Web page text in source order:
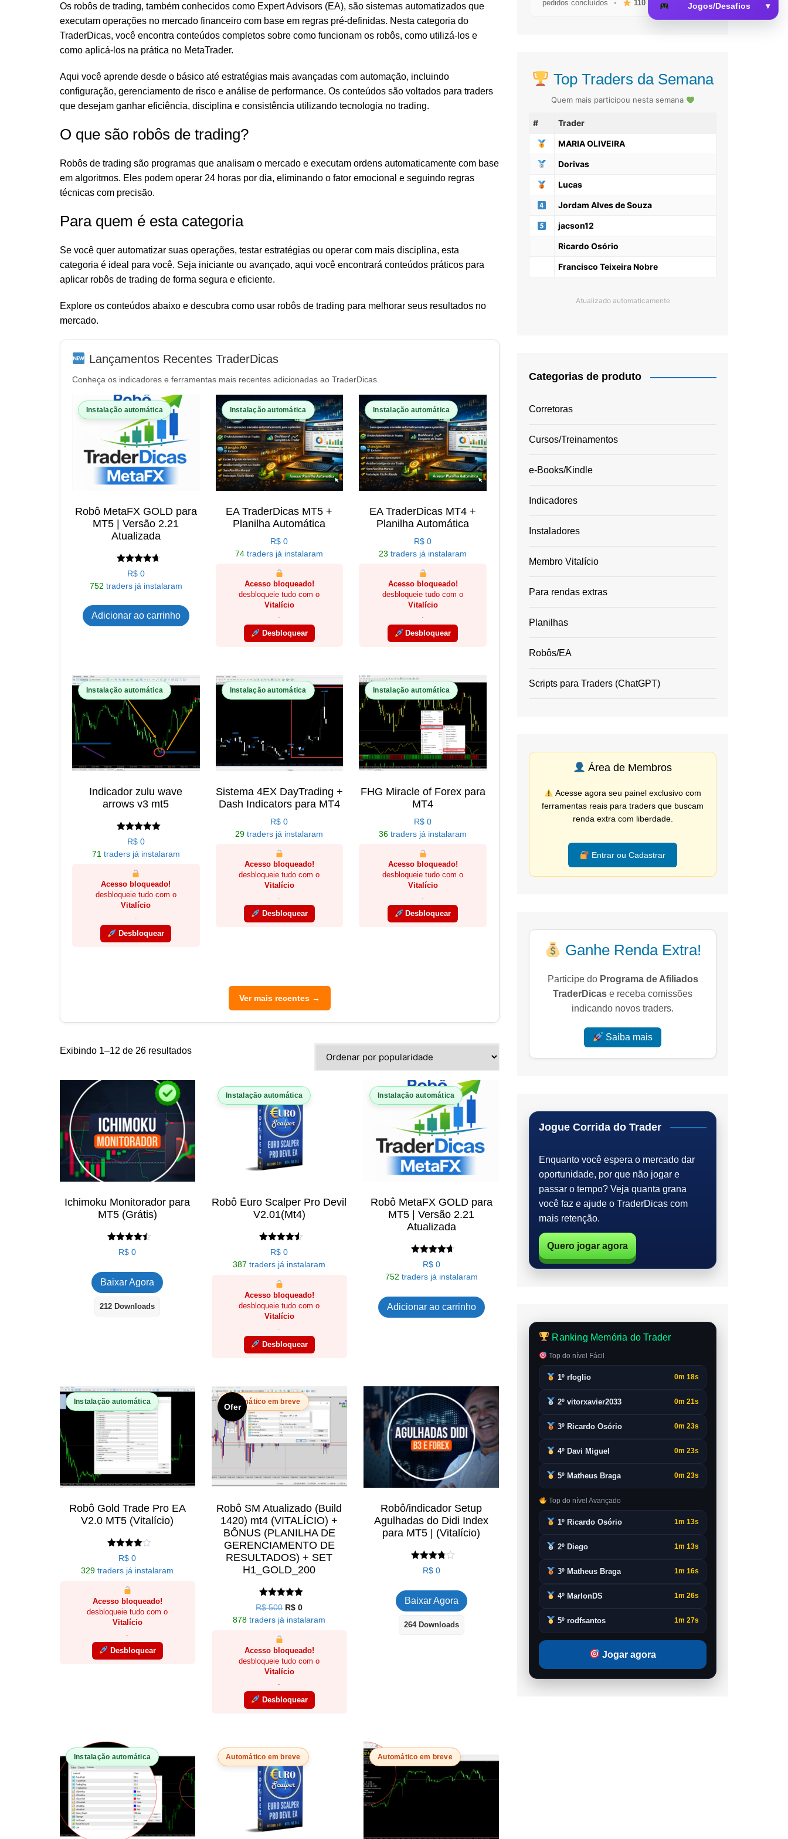
Jogo da Memória
Os robôs de trading, também conhecidos como Expert Advisors (EA), são sistemas automatizados que
executam operações no mercado financeiro com base em regras pré-definidas. Nesta categoria do
TraderDicas, você encontra conteúdos completos sobre como funcionam os robôs, como utilizá-los e
como aplicá-los na prática no MetaTrader.
Aqui você aprende desde o básico até estratégias mais avançadas com automação, incluindo
configuração, gerenciamento de risco e análise de performance. Os conteúdos são voltados para traders
que desejam ganhar eficiência, disciplina e consistência utilizando tecnologia no trading.
O que são robôs de trading?
Robôs de trading são programas que analisam o mercado e executam ordens automaticamente com base
em algoritmos. Eles podem operar 24 horas por dia, eliminando o fator emocional e seguindo regras
técnicas com precisão.
Para quem é esta categoria
Se você quer automatizar suas operações, testar estratégias ou operar com mais disciplina, esta
categoria é ideal para você. Seja iniciante ou avançado, aqui você encontrará conteúdos práticos para
aplicar robôs de trading de forma segura e eficiente.
Explore os conteúdos abaixo e descubra como usar robôs de trading para melhorar seus resultados no
mercado.
Lançamentos Recentes TraderDicas
Conheça os indicadores e ferramentas mais recentes adicionadas ao TraderDicas.
Instalação automática
Robô MetaFX GOLD para
MT5 | Versão 2.21
Atualizada
Avaliação
4.62
de 5
R$0
752 traders já instalaram
Adicionar ao carrinho
Instalação automática
EA TraderDicas MT5 +
Planilha Automática
R$ 0
74 traders já instalaram
Acesso bloqueado!
desbloqueie tudo com o
Vitalício
.
Desbloquear
Instalação automática
EA TraderDicas MT4 +
Planilha Automática
R$ 0
23 traders já instalaram
Acesso bloqueado!
desbloqueie tudo com o
Vitalício
.
Desbloquear
Instalação automática
Indicador zulu wave
arrows v3 mt5
Avaliação
5.00
de 5
R$0
71 traders já instalaram
Acesso bloqueado!
desbloqueie tudo com o
Vitalício
.
Desbloquear
Instalação automática
Sistema 4EX DayTrading +
Dash Indicators para MT4
R$ 0
29 traders já instalaram
Acesso bloqueado!
desbloqueie tudo com o
Vitalício
.
Desbloquear
Instalação automática
FHG Miracle of Forex para
MT4
R$ 0
36 traders já instalaram
Acesso bloqueado!
desbloqueie tudo com o
Vitalício
.
Desbloquear
Ver mais recentes →
Exibindo 1–12 de 26 resultadosClassificado
popularidade
Ichimoku Monitorador para
MT5 (Grátis)
Avaliação
4.44
R$ 0
Baixar Agora
212 Downloads
Instalação automática
Robô Euro Scalper Pro Devil
V2.01(Mt4)
Avaliação
4.50
de 5
R$ 0
387 traders já instalaram
Acesso bloqueado!
desbloqueie tudo com o
Vitalício
.
Desbloquear
Instalação automática
Robô MetaFX GOLD para
MT5 | Versão 2.21
Atualizada
Avaliação
4.62
de 5
R$0
752 traders já instalaram
Adicionar ao carrinho
Instalação automática
Robô Gold Trade Pro EA
V2.0 MT5 (Vitalício)
Avaliação
4.00
de 5
R$ 0
329 traders já instalaram
Acesso bloqueado!
desbloqueie tudo com o
Vitalício
Desbloquear
Automático em breve
Ofer
ta!
Robô SM Atualizado (Build
1420) mt4 (VITALÍCIO) +
BÔNUS (PLANILHA DE
GERENCIAMENTO DE
RESULTADOS) + SET
H1_GOLD_200
Avaliação
5.00
de 5
R$500 O
preço
R$ 500.
R$ 0O
preço
878 traders já instalaram
Acesso bloqueado!
desbloqueie tudo com o
Vitalício
Desbloquear
Robô/indicador Setup
Agulhadas do Didi Index
para MT5 | (Vitalício)
Avaliação
3.75
R$0
Baixar Agora
264 Downloads
Instalação automática Automático em breve Automático em breve
pedidos concluídos
• 110avaliações reais
Top Traders da Semana
Quem mais participou nesta semana
# Trader
MARIA OLIVEIRA
Dorivas
Lucas
Jordam Alves de Souza
jacson12
Ricardo Osório
Francisco Teixeira Nobre
Atualizado automaticamente
Categorias de produto
Corretoras
Cursos/Treinamentos
e-Books/Kindle
Indicadores
Instaladores
Membro Vitalício
Para rendas extras
Planilhas
Robôs/EA
Scripts para Traders (ChatGPT)
Área de Membros
Acesse agora seu painel exclusivo com
ferramentas reais para traders que buscam
renda extra com liberdade.
Entrar ou Cadastrar
Ganhe Renda Extra!
Participe do Programa de Afiliados
TraderDicas e receba comissões
indicando novos traders.
Saiba mais
Jogue Corrida do Trader
Enquanto você espera o mercado dar
oportunidade, por que não jogar e
passar o tempo? Veja quanta grana
você faz e ajude o TraderDicas com
mais retenção.
Quero jogar agora
Ranking Memória do Trader
Top do nível Fácil
1º rfoglio 0m 18s
2º vitorxavier2033 0m 21s
3º Ricardo Osório 0m 23s
4º Davi Miguel 0m 23s
5º Matheus Braga 0m 23s
Top do nível Avançado
1º Ricardo Osório 1m 13s
2º Diego 1m 13s
3º Matheus Braga 1m 16s
4º MarlonDS 1m 26s
5º rodfsantos 1m 27s
Jogar agora
Jogos/Desafios ▾